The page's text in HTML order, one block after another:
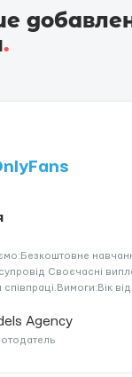
.
Своєчасні
співпраці.Вимоги:Вік від
не
відгук, і ми
Agency